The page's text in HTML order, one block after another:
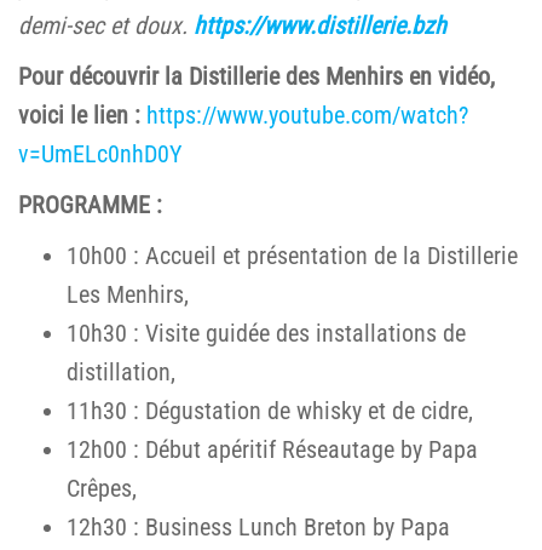
demi-sec et doux. https://www.distillerie.bzh
Pour découvrir la Distillerie des Menhirs en vidéo,
voici le lien : https://www.youtube.com/watch?
v=UmELc0nhD0Y
PROGRAMME :
10h00 : Accueil et présentation de la Distillerie
Les Menhirs,
10h30 : Visite guidée des installations de
distillation,
11h30 : Dégustation de whisky et de cidre,
12h00 : Début apéritif Réseautage by Papa
Crêpes,
12h30 : Business Lunch Breton by Papa